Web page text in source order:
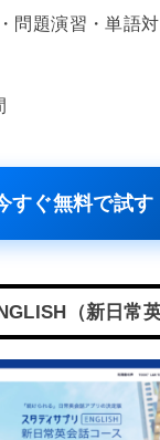
問題演習・単語
すぐ無料で試す
（新日常